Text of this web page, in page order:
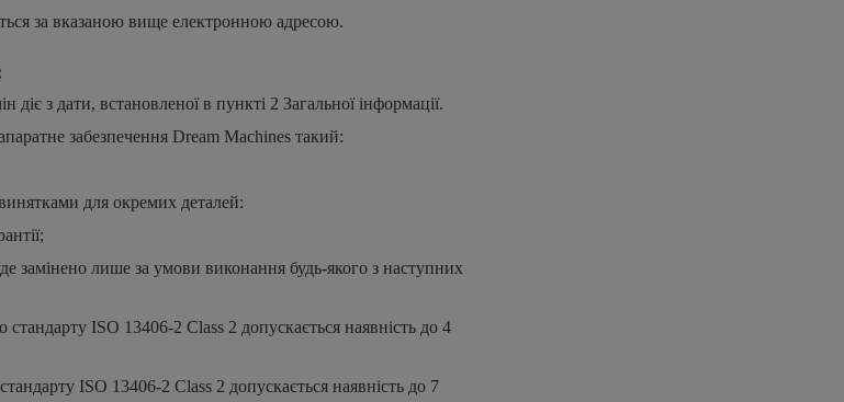
за вказаною вище електронною адресою.
діє з дати, встановленої в пункті 2 Загальної інформації.
забезпечення Dream Machines такий:
для окремих деталей:
замінено лише за умови виконання будь-якого з наступних
стандарту ISO 13406-2 Class 2 допускається наявність до 4
ISO 13406-2 Class 2 допускається наявність до 7